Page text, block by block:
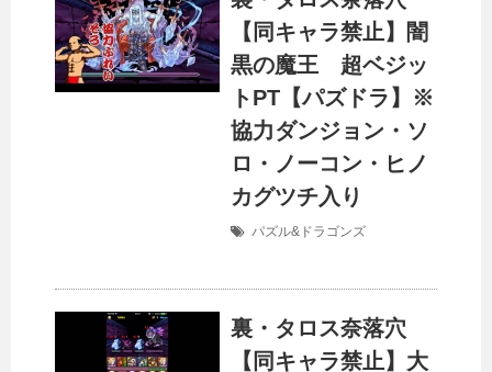
【同キャラ禁止】闇
黒の魔王 超ベジッ
トPT【パズドラ】※
協力ダンジョン・ソ
ロ・ノーコン・ヒノ
カグツチ入り
パズル&ドラゴンズ
裏・タロス奈落穴
【同キャラ禁止】大